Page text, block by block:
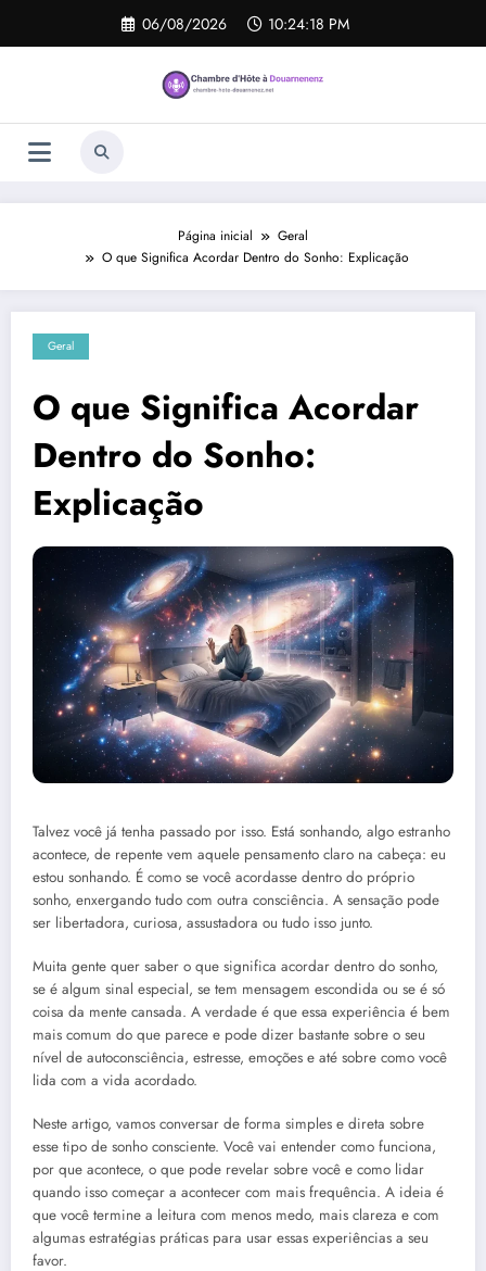
o
06/08/2026 10:24:19 PM
Página inicial
Geral
O que Significa Acordar Dentro do Sonho: Explicação
Geral
O que Significa Acordar
Dentro do Sonho:
Explicação
Talvez você já tenha passado por isso. Está sonhando, algo estranho
acontece, de repente vem aquele pensamento claro na cabeça: eu
estou sonhando. É como se você acordasse dentro do próprio
sonho, enxergando tudo com outra consciência. A sensação pode
ser libertadora, curiosa, assustadora ou tudo isso junto.
Muita gente quer saber o que significa acordar dentro do sonho,
se é algum sinal especial, se tem mensagem escondida ou se é só
coisa da mente cansada. A verdade é que essa experiência é bem
mais comum do que parece e pode dizer bastante sobre o seu
nível de autoconsciência, estresse, emoções e até sobre como você
lida com a vida acordado.
Neste artigo, vamos conversar de forma simples e direta sobre
esse tipo de sonho consciente. Você vai entender como funciona,
por que acontece, o que pode revelar sobre você e como lidar
quando isso começar a acontecer com mais frequência. A ideia é
que você termine a leitura com menos medo, mais clareza e com
algumas estratégias práticas para usar essas experiências a seu
favor.